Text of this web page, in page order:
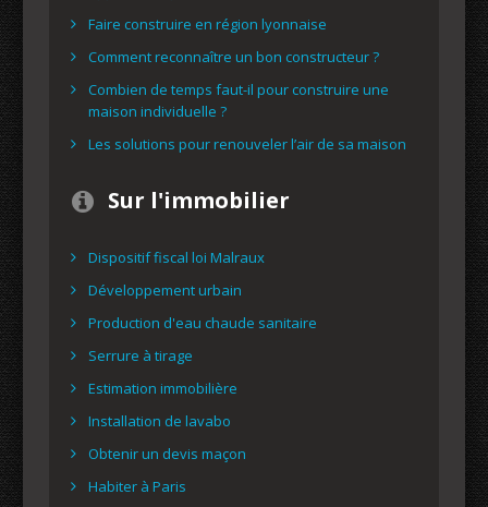
Faire construire en région lyonnaise
Comment reconnaître un bon constructeur ?
Combien de temps faut-il pour construire une
maison individuelle ?
Les solutions pour renouveler l’air de sa maison
Sur l'immobilier
Dispositif fiscal loi Malraux
Développement urbain
Production d'eau chaude sanitaire
Serrure à tirage
Estimation immobilière
Installation de lavabo
Obtenir un devis maçon
Habiter à Paris